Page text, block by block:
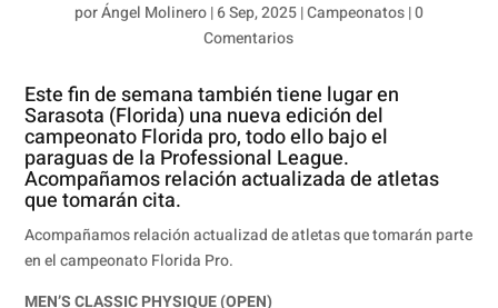
porÁngel Molinero|6 Sep, 2025|Campeonatos|0
Comentarios
Este fin de semana también tiene lugar en
Sarasota (Florida) una nueva edición del
campeonato Florida pro, todo ello bajo el
paraguas de la Professional League.
Acompañamos relación actualizada de atletas
que tomarán cita.
Acompañamos relación actualizad de atletas que tomarán parte
en el campeonato Florida Pro.
MEN’S CLASSIC PHYSIQUE (OPEN)